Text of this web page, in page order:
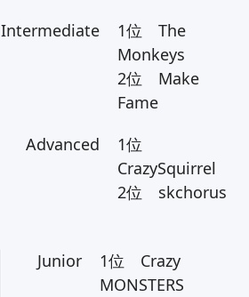
Intermediate
1位 The
Monkeys
2位 Make
Fame
Advanced
1位
CrazySquirrel
2位 skchorus
Junior
1位 Crazy
MONSTERS